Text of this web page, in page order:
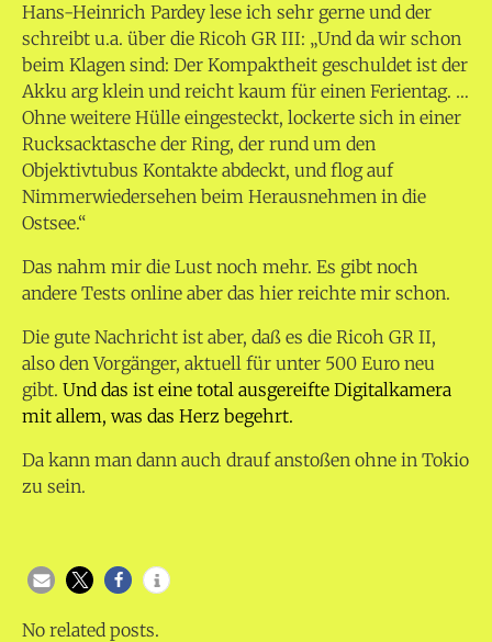
Hans-Heinrich Pardey lese ich sehr gerne und der
schreibt u.a. über die Ricoh GR III: „Und da wir schon
beim Klagen sind: Der Kompaktheit geschuldet ist der
Akku arg klein und reicht kaum für einen Ferientag. …
Ohne weitere Hülle eingesteckt, lockerte sich in einer
Rucksacktasche der Ring, der rund um den
Objektivtubus Kontakte abdeckt, und flog auf
Nimmerwiedersehen beim Herausnehmen in die
Ostsee.“
Das nahm mir die Lust noch mehr. Es gibt noch
andere Tests online aber das hier reichte mir schon.
Die gute Nachricht ist aber, daß es die Ricoh GR II,
also den Vorgänger, aktuell für unter 500 Euro neu
gibt. Und das ist eine total ausgereifte Digitalkamera
mit allem, was das Herz begehrt.
Da kann man dann auch drauf anstoßen ohne in Tokio
zu sein.
No related posts.